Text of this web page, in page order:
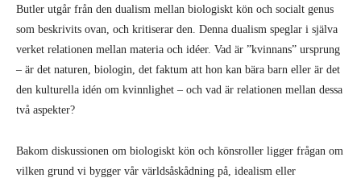
Butler utgår från den dualism mellan biologiskt kön och socialt genus
som beskrivits ovan, och kritiserar den. Denna dualism speglar i själva
verket relationen mellan materia och idéer. Vad är ”kvinnans” ursprung
– är det naturen, biologin, det faktum att hon kan bära barn eller är det
den kulturella idén om kvinnlighet – och vad är relationen mellan dessa
två aspekter?
Bakom diskussionen om biologiskt kön och könsroller ligger frågan om
vilken grund vi bygger vår världsåskådning på, idealism eller